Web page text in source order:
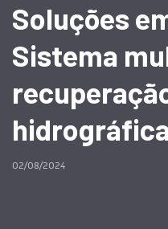
Soluções
Sistema
hidrográfica
02/08/2024